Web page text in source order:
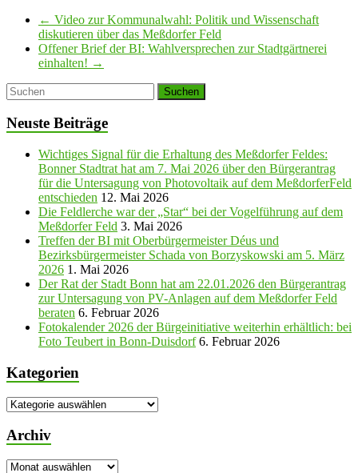
← Video zur Kommunalwahl: Politik und Wissenschaft
diskutieren über das Meßdorfer Feld
Offener Brief der BI: Wahlversprechen zur Stadtgärtnerei
einhalten! →
Neuste Beiträge
Wichtiges Signal für die Erhaltung des Meßdorfer Feldes:
Bonner Stadtrat hat am 7. Mai 2026 über den Bürgerantrag
für die Untersagung von Photovoltaik auf dem MeßdorferFeld
entschieden 12. Mai 2026
Die Feldlerche war der „Star“ bei der Vogelführung auf dem
Meßdorfer Feld 3. Mai 2026
Treffen der BI mit Oberbürgermeister Déus und
Bezirksbürgermeister Schada von Borzyskowski am 5. März
2026 1. Mai 2026
Der Rat der Stadt Bonn hat am 22.01.2026 den Bürgerantrag
zur Untersagung von PV-Anlagen auf dem Meßdorfer Feld
beraten 6. Februar 2026
Fotokalender 2026 der Bürgeinitiative weiterhin erhältlich: bei
Foto Teubert in Bonn-Duisdorf 6. Februar 2026
Kategorien
Kategorien
Archiv
Archiv